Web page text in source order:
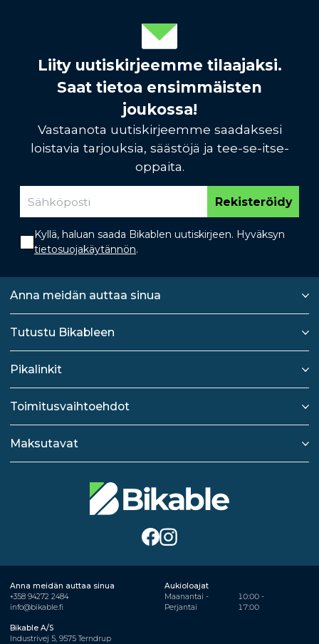
Liity uutiskirjeemme tilaajaksi.
Saat tietoa ensimmäisten
joukossa!
Vastaanota uutiskirjeemme saadaksesi
loistavia tarjouksia, säästöjä ja tee-se-itse-
oppaita.
Rekisteröidy
Kyllä, haluan saada Bikablen uutiskirjeen. Hyväksyn
tietosuojakäytännön.
Anna meidän auttaa sinua
Tutustu Bikableen
Pikalinkit
Toimitusvaihtoehdot
Maksutavat
Anna meidän auttaa sinua
+358 94272 2484
info@bikable.fi
Aukioloajat
Maanantai -
Perjantai
10:00 -
17:00
Bikable A/S
Industrivej 5, 9575 Terndrup